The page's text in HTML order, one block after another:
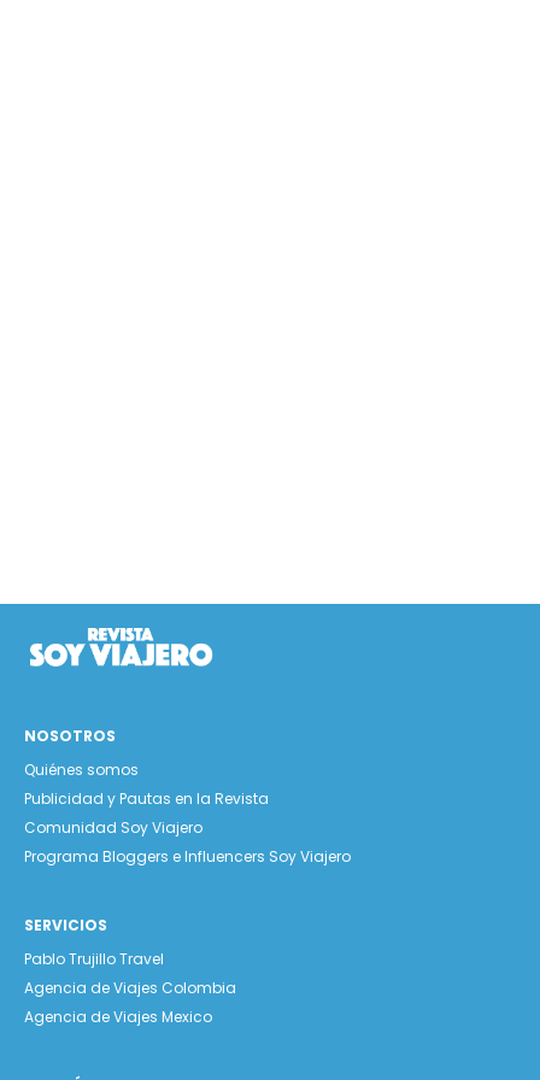
NOSOTROS
Quiénes somos
Publicidad y Pautas en la Revista
Comunidad Soy Viajero
Programa Bloggers e Influencers Soy Viajero
SERVICIOS
Pablo Trujillo Travel
Agencia de Viajes Colombia
Agencia de Viajes Mexico